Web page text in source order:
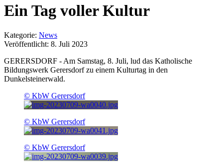
Ein Tag voller Kultur
Kategorie: News
Veröffentlicht: 8. Juli 2023
GERERSDORF - Am Samstag, 8. Juli, lud das Katholische
Bildungswerk Gerersdorf zu einem Kulturtag in den
Dunkelsteinerwald.
© KbW Gerersdorf
© KbW Gerersdorf
© KbW Gerersdorf